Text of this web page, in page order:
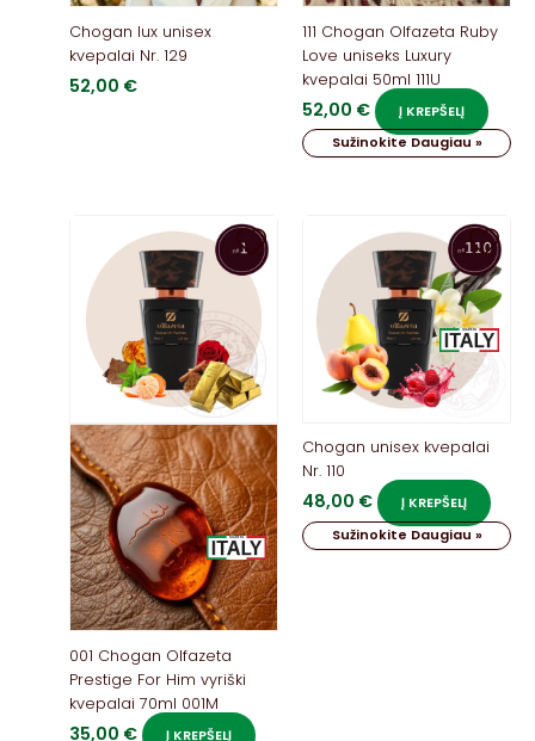
Chogan lux unisex
kvepalai Nr. 129
52,00 €
111 Chogan Olfazeta Ruby
Love uniseks Luxury
kvepalai 50ml 111U
52,00 €
Į KREPŠELĮ
Sužinokite Daugiau »
001 Chogan Olfazeta
Prestige For Him vyriški
kvepalai 70ml 001M
35,00 € Į KREPŠELĮ
Chogan unisex kvepalai
Nr. 110
48,00 €
Į KREPŠELĮ
Sužinokite Daugiau »